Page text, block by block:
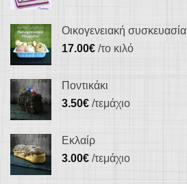
Οικογενειακή συσκευασία
17.00€ /το κιλό
Ποντικάκι
3.50€ /τεμάχιο
Εκλαίρ
3.00€ /τεμάχιο